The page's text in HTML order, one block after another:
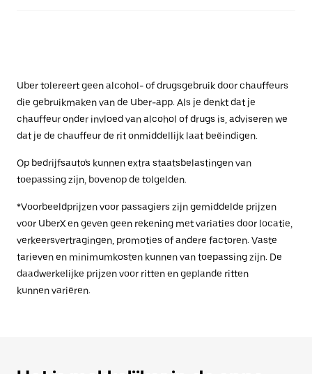
Uber tolereert geen alcohol- of drugsgebruik door chauffeurs
die gebruikmaken van de Uber-app. Als je denkt dat je
chauffeur onder invloed van alcohol of drugs is, adviseren we
dat je de chauffeur de rit onmiddellijk laat beëindigen.
Op bedrijfsauto's kunnen extra staatsbelastingen van
toepassing zijn, bovenop de tolgelden.
*Voorbeeldprijzen voor passagiers zijn gemiddelde prijzen
voor UberX en geven geen rekening met variaties door locatie,
verkeersvertragingen, promoties of andere factoren. Vaste
tarieven en minimumkosten kunnen van toepassing zijn. De
daadwerkelijke prijzen voor ritten en geplande ritten
kunnen variëren.